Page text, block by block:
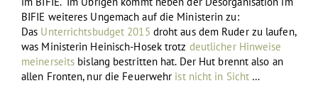
BIFIE weiteres Ungemach auf die Ministerin zu:
Das Unterrichtsbudget 2015 droht aus dem Ruder zu laufen,
was Ministerin Heinisch-Hosek trotz deutlicher Hinweise
meinerseits bislang bestritten hat. Der Hut brennt also an
allen Fronten, nur die Feuerwehr ist nicht in Sicht …